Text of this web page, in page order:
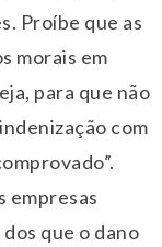
Proíbe que as
morais em
para que não
com
empresas
que o dano